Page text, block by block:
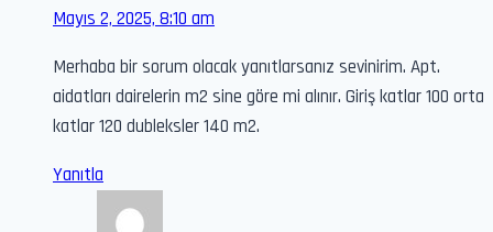
Mayıs 2, 2025, 8:10 am
Merhaba bir sorum olacak yanıtlarsanız sevinirim. Apt.
aidatları dairelerin m2 sine göre mi alınır. Giriş katlar 100 orta
katlar 120 dubleksler 140 m2.
Yanıtla